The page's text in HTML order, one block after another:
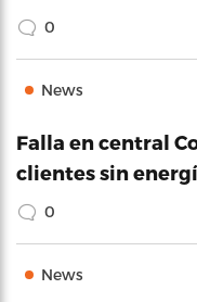
0
News
Falla en central
clientes sin
0
News